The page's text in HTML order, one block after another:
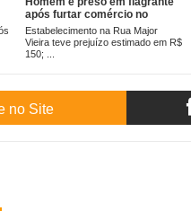
após furtar comércio no
centro de Cataguases
Estabelecimento na Rua Major
Vieira teve prejuízo estimado em R$
150; ...
no Site